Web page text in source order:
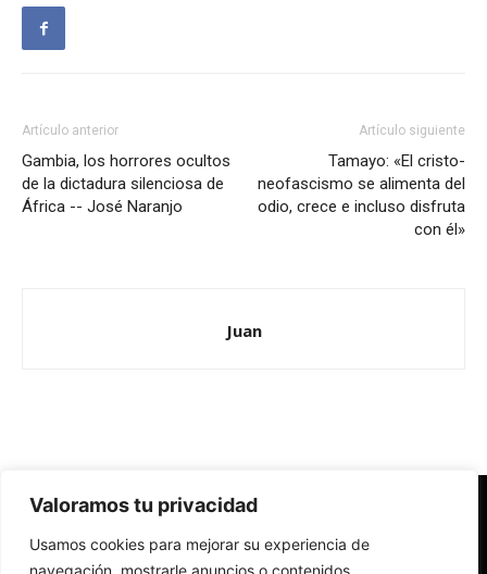
Valoramos tu privacidad
Usamos cookies para mejorar su experiencia de
navegación, mostrarle anuncios o contenidos
Artículo anterior
Gambia, los horrores ocultos
de la dictadura silenciosa de
África -- José Naranjo
Artículo siguiente
Tamayo: «El cristo-
neofascismo se alimenta del
odio, crece e incluso disfruta
con él»
Juan
Redes Cristianas
Una mirada alternativa sobre la Iglesia católica y la sociedad
- Colectivos de Redes Cristianas